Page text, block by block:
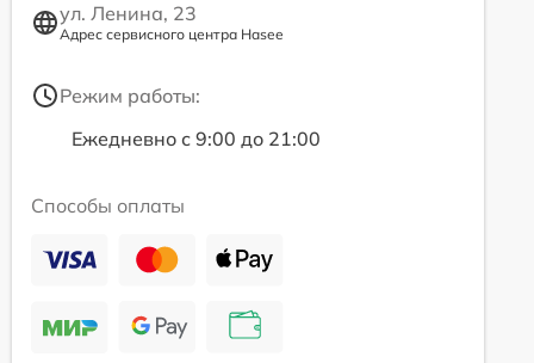
ул. Ленина, 23
Адрес сервисного центра Hasee
Режим работы:
Ежедневно с 9:00 до 21:00
Способы оплаты